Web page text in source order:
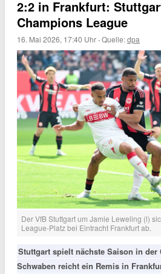
2:2 in Frankfurt:
Champions League
16. Mai 2026, 17:40 Uhr ·Quelle:dpa
Der VfB Stuttgart um Jamie Leweling (l)
League-Platz bei Eintracht Frankfurt ab.
Stuttgart spielt nächste Saison in der
Schwaben reicht ein Remis in